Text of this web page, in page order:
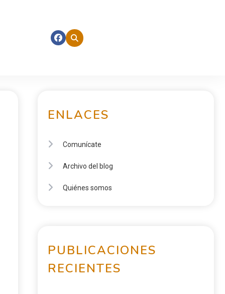
ENLACES
Comunícate
Archivo del blog
Quiénes somos
PUBLICACIONES
RECIENTES